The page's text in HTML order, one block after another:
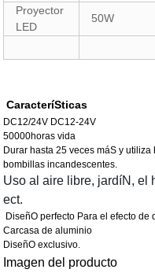
Proyector
LED
50W
CaracteríSticas
DC12/24V DC12-24V
50000horas vida
Durar hasta 25 veces máS y
bombillas incandescentes.
Uso al aire libre, jardíN, el
ect.
DiseñO perfecto Para el efecto de
Carcasa de aluminio
DiseñO exclusivo.
Imagen del producto